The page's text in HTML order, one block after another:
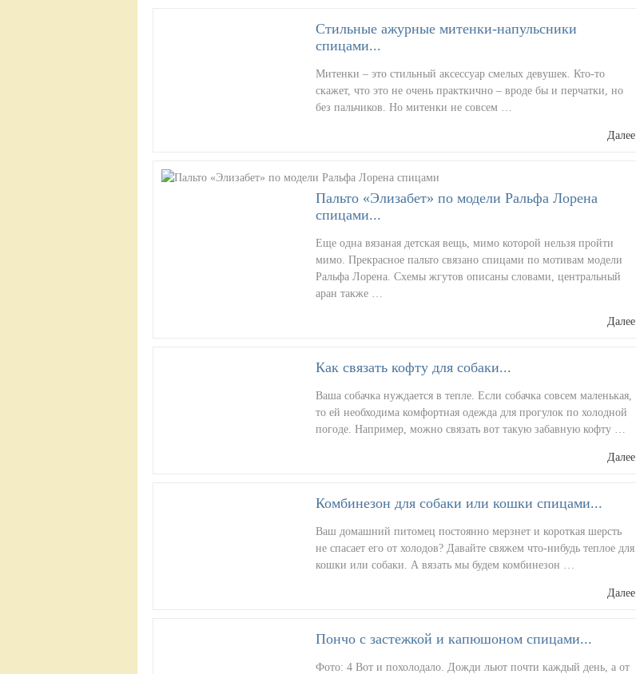
Стильные ажурные митенки-напульсники
спицами...
Митенки – это стильный аксессуар смелых девушек. Кто-то
скажет, что это не очень практкично – вроде бы и перчатки, но
без пальчиков. Но митенки не совсем …
Далее
Пальто «Элизабет» по модели Ральфа Лорена
спицами...
Еще одна вязаная детская вещь, мимо которой нельзя пройти
мимо. Прекрасное пальто связано спицами по мотивам модели
Ральфа Лорена. Схемы жгутов описаны словами, центральный
аран также …
Далее
Как связать кофту для собаки...
Ваша собачка нуждается в тепле. Если собачка совсем маленькая,
то ей необходима комфортная одежда для прогулок по холодной
погоде. Например, можно связать вот такую забавную кофту …
Далее
Комбинезон для собаки или кошки спицами...
Ваш домашний питомец постоянно мерзнет и короткая шерсть
не спасает его от холодов? Давайте свяжем что-нибудь теплое для
кошки или собаки. А вязать мы будем комбинезон …
Далее
Пончо с застежкой и капюшоном спицами...
Фото: 4 Вот и похолодало. Дожди льют почти каждый день, а от